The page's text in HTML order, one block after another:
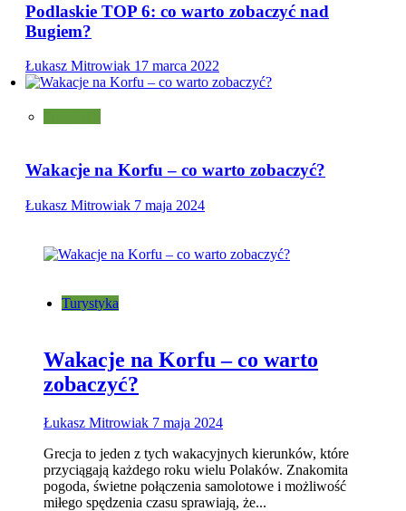
Podlaskie TOP 6: co warto zobaczyć nad
Bugiem?
Łukasz Mitrowiak 17 marca 2022
Wakacje na Korfu – co warto zobaczyć?
Łukasz Mitrowiak 7 maja 2024
Turystyka
Wakacje na Korfu – co warto
zobaczyć?
Łukasz Mitrowiak 7 maja 2024
Grecja to jeden z tych wakacyjnych kierunków, które
przyciągają każdego roku wielu Polaków. Znakomita
pogoda, świetne połączenia samolotowe i możliwość
miłego spędzenia czasu sprawiają, że...